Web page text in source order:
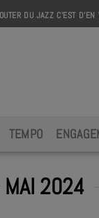
DU JAZZ C'EST D'EN
TEMPO
MAI 2024